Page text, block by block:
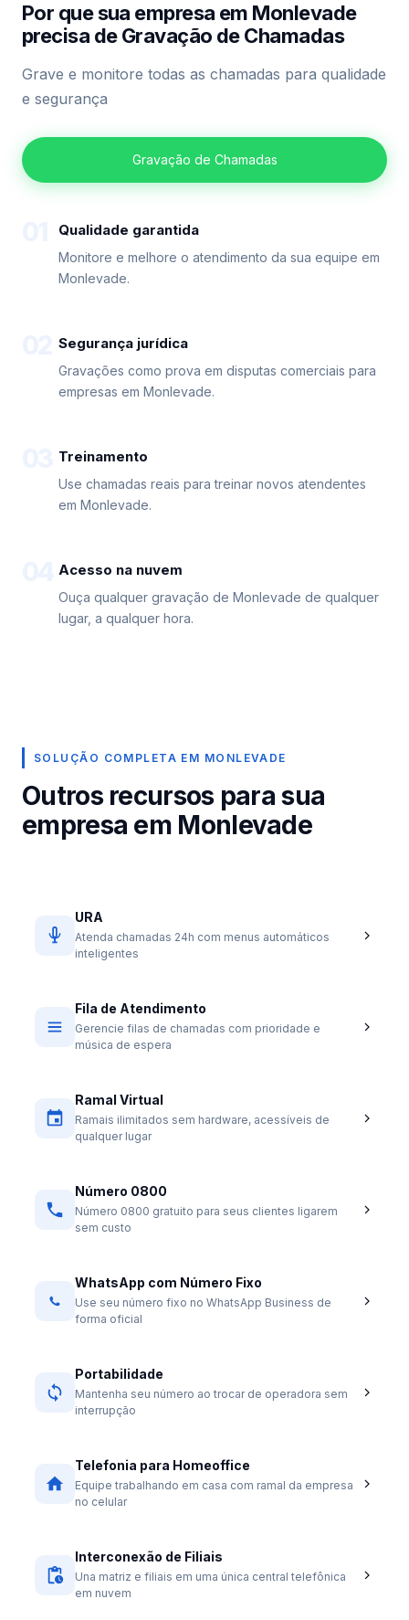
Por que sua empresa em Monlevade
precisa de Gravação de Chamadas
Grave e monitore todas as chamadas para qualidade
e segurança
Gravação de Chamadas
Qualidade garantida
Monitore e melhore o atendimento da sua equipe em
Monlevade.
Segurança jurídica
Gravações como prova em disputas comerciais para
empresas em Monlevade.
Treinamento
Use chamadas reais para treinar novos atendentes
em Monlevade.
Acesso na nuvem
Ouça qualquer gravação de Monlevade de qualquer
lugar, a qualquer hora.
SOLUÇÃO COMPLETA EM MONLEVADE
Outros recursos para sua
empresa em Monlevade
URA
Atenda chamadas 24h com menus automáticos
inteligentes
Fila de Atendimento
Gerencie filas de chamadas com prioridade e
música de espera
Ramal Virtual
Ramais ilimitados sem hardware, acessíveis de
qualquer lugar
Número 0800
Número 0800 gratuito para seus clientes ligarem
sem custo
WhatsApp com Número Fixo
Use seu número fixo no WhatsApp Business de
forma oficial
Portabilidade
Mantenha seu número ao trocar de operadora sem
interrupção
Telefonia para Homeoffice
Equipe trabalhando em casa com ramal da empresa
no celular
Interconexão de Filiais
Una matriz e filiais em uma única central telefônica
em nuvem